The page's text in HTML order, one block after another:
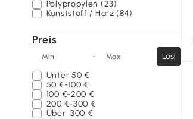
Polypropylen (23)
Kunststoff / Harz (84)
Preis
Min - Max
Los!
Unter 50 €
50 €-100 €
100 €-200 €
200 €-300 €
Über 300 €